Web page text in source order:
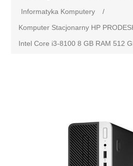
Informatyka Komputery
/
Komputer Stacjonarny HP
Intel Core i3-8100 8 GB RAM 512